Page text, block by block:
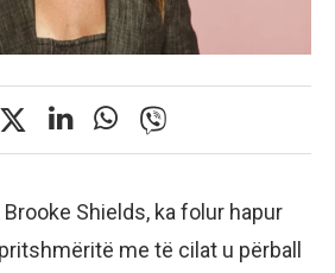
Shields, ka folur hapur
me të cilat u përball